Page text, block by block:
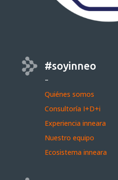
#soyinneo
–
Quiénes somos
Consultoría I+D+i
Experiencia inneara
Nuestro equipo
Ecosistema inneara